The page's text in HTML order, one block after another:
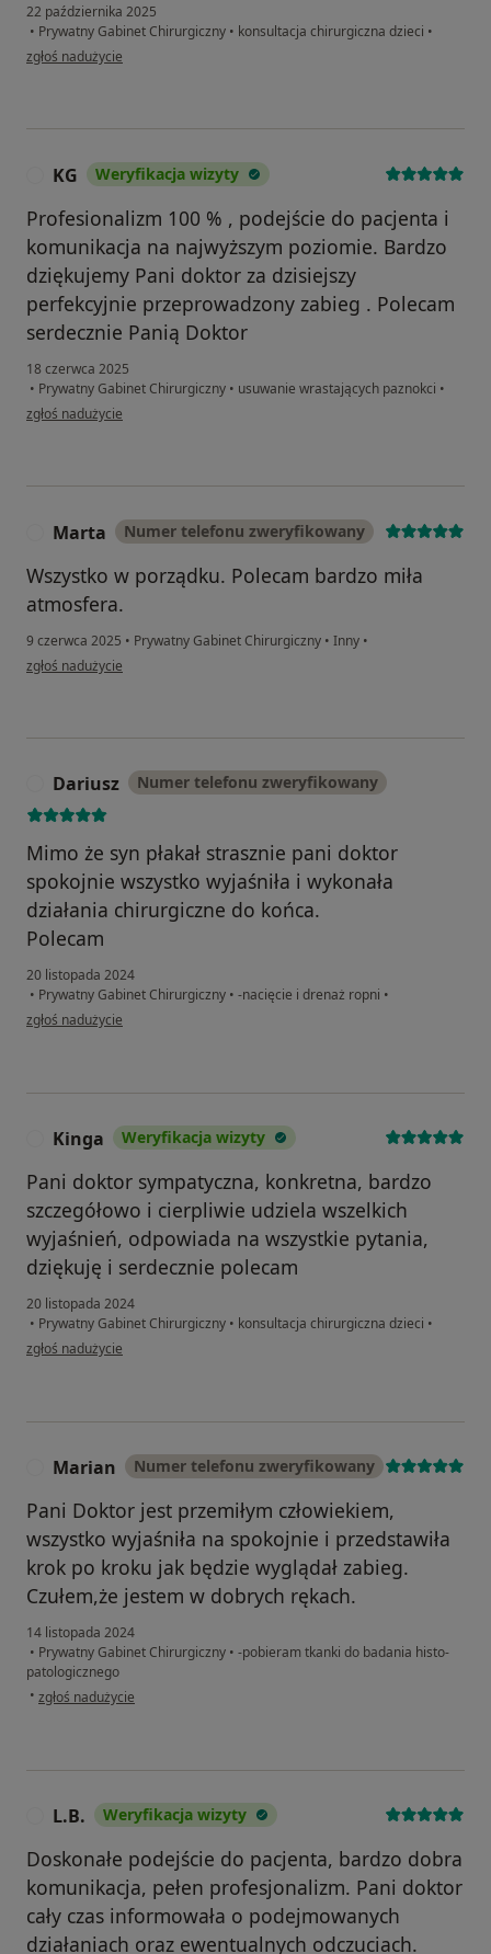
22 października 2025
• Prywatny Gabinet Chirurgiczny • konsultacja chirurgiczna dzieci •
w opinii użytkownika Grzegorz W.
zgłoś nadużycie
KG Weryfikacja wizyty
Profesionalizm 100 % , podejście do pacjenta i
komunikacja na najwyższym poziomie. Bardzo
dziękujemy Pani doktor za dzisiejszy
perfekcyjnie przeprowadzony zabieg . Polecam
serdecznie Panią Doktor
18 czerwca 2025
• Prywatny Gabinet Chirurgiczny • usuwanie wrastających paznokci •
w opinii użytkownika KG
zgłoś nadużycie
Marta Numer telefonu zweryfikowany
Wszystko w porządku. Polecam bardzo miła
atmosfera.
9 czerwca 2025 • Prywatny Gabinet Chirurgiczny • Inny •
w opinii użytkownika Marta
zgłoś nadużycie
Dariusz Numer telefonu zweryfikowany
Mimo że syn płakał strasznie pani doktor
spokojnie wszystko wyjaśniła i wykonała
działania chirurgiczne do końca.
Polecam
20 listopada 2024
• Prywatny Gabinet Chirurgiczny • -nacięcie i drenaż ropni •
w opinii użytkownika Dariusz
zgłoś nadużycie
Kinga Weryfikacja wizyty
Pani doktor sympatyczna, konkretna, bardzo
szczegółowo i cierpliwie udziela wszelkich
wyjaśnień, odpowiada na wszystkie pytania,
dziękuję i serdecznie polecam
20 listopada 2024
• Prywatny Gabinet Chirurgiczny • konsultacja chirurgiczna dzieci •
w opinii użytkownika Kinga
zgłoś nadużycie
Marian Numer telefonu zweryfikowany
Pani Doktor jest przemiłym człowiekiem,
wszystko wyjaśniła na spokojnie i przedstawiła
krok po kroku jak będzie wyglądał zabieg.
Czułem,że jestem w dobrych rękach.
14 listopada 2024
• Prywatny Gabinet Chirurgiczny • -pobieram tkanki do badania histo-
patologicznego
• w opinii użytkownika Marian
zgłoś nadużycie
L.B. Weryfikacja wizyty
Doskonałe podejście do pacjenta, bardzo dobra
komunikacja, pełen profesjonalizm. Pani doktor
cały czas informowała o podejmowanych
działaniach oraz ewentualnych odczuciach.